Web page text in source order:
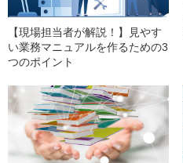
【現場担当者が解説！】見やす
い業務マニュアルを作るための3
つのポイント